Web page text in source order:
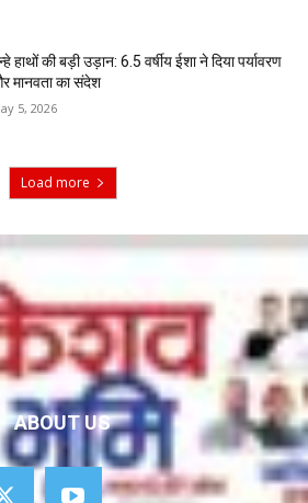
हाथों की बड़ी उड़ान: 6.5 वर्षीय ईशा ने दिया पर्यावरण
मानवता का संदेश
5, 2026
Load more
ABOUT US